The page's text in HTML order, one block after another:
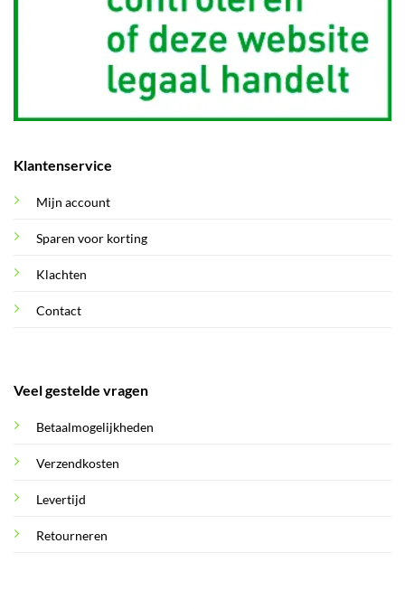
Klantenservice
Mijn account
Sparen voor korting
Klachten
Contact
Veel gestelde vragen
Betaalmogelijkheden
Verzendkosten
Levertijd
Retourneren